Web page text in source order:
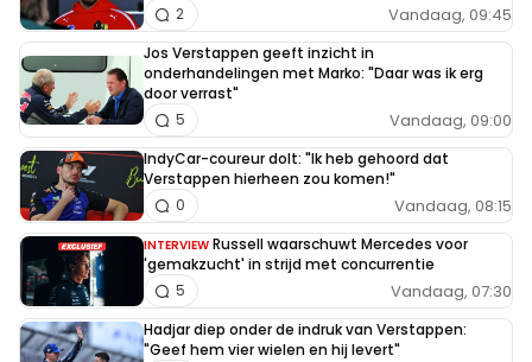
Vandaag, 09:45
2
Jos Verstappen geeft inzicht in
onderhandelingen met Marko: "Daar was ik erg
door verrast"
Vandaag, 09:00
5
IndyCar-coureur dolt: "Ik heb gehoord dat
Verstappen hierheen zou komen!"
Vandaag, 08:15
0
INTERVIEW Russell waarschuwt Mercedes voor
'gemakzucht' in strijd met concurrentie
Vandaag, 07:30
5
Hadjar diep onder de indruk van Verstappen:
"Geef hem vier wielen en hij levert"